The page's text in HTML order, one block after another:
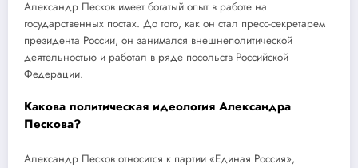
Александр Песков имеет богатый опыт в работе на
государственных постах. До того, как он стал пресс-секретарем
президента России, он занимался внешнеполитической
деятельностью и работал в ряде посольств Российской
Федерации.
Какова политическая идеология Александра
Пескова?
Александр Песков относится к партии «Единая Россия»,